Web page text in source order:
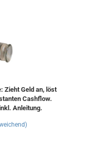
Zieht Geld an, löst
Cashflow.
Anleitung.